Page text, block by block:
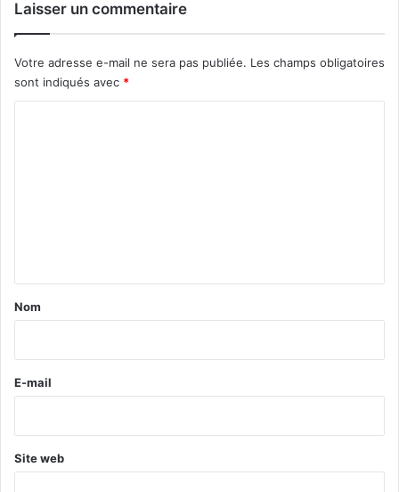
Laisser un commentaire
Votre adresse e-mail ne sera pas publiée. Les champs obligatoires
sont indiqués avec *
a
e
Nom
E-mail
Site web